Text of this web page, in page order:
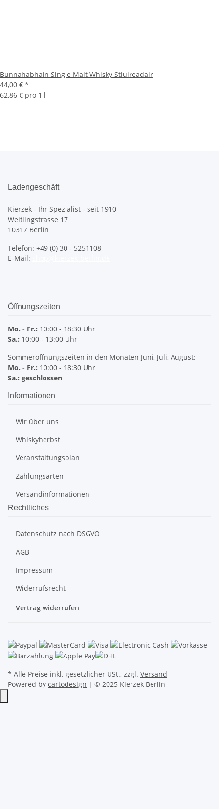
Bunnahabhain Single Malt Whisky Stiuireadair
44,00 € *
62,86 € pro 1 l
Ladengeschäft
Kierzek - Ihr Spezialist - seit 1910
Weitlingstrasse 17
10317 Berlin
Telefon: +49 (0) 30 - 5251108
E-Mail:
Öffnungszeiten
Mo. - Fr.: 10:00 - 18:30 Uhr
Sa.: 10:00 - 13:00 Uhr
Sommeröffnungszeiten in den Monaten Juni, Juli, August:
Mo. - Fr.: 10:00 - 18:30 Uhr
Sa.: geschlossen
Informationen
Wir über uns
Whiskyherbst
Veranstaltungsplan
Zahlungsarten
Versandinformationen
Rechtliches
Datenschutz nach DSGVO
AGB
Impressum
Widerrufsrecht
Vertrag widerrufen
* Alle Preise inkl. gesetzlicher USt., zzgl. Versand
Powered by cartodesign | © 2025 Kierzek Berlin